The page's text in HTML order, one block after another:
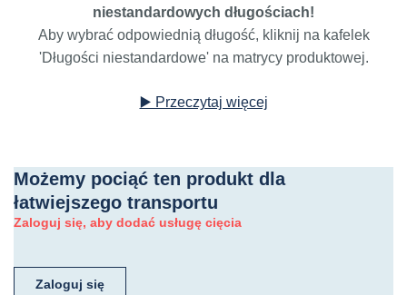
niestandardowych długościach!
Aby wybrać odpowiednią długość, kliknij na kafelek
'Długości niestandardowe' na matrycy produktowej.
▶️ Przeczytaj więcej
Możemy pociąć ten produkt dla
łatwiejszego transportu
Zaloguj się, aby dodać usługę cięcia
Zaloguj się